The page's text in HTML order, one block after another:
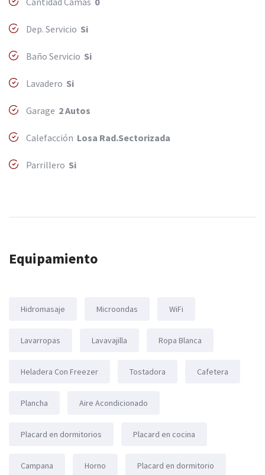
Dep. Servicio Si
Baño Servicio Si
Lavadero Si
Garage 2 Autos
Calefacción Losa Rad.Sectorizada
Parrillero Si
Equipamiento
Hidromasaje Microondas WiFi
Lavarropas Lavavajilla Ropa Blanca
Heladera Con Freezer Tostadora Cafetera
Plancha Aire Acondicionado
Placard en dormitorios Placard en cocina
Campana Horno Placard en dormitorio